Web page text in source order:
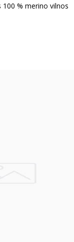
100 % merino vilnos